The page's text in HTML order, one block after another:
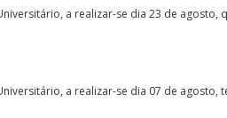
a realizar-se dia 23 de agosto,
a realizar-se dia 07 de agosto,